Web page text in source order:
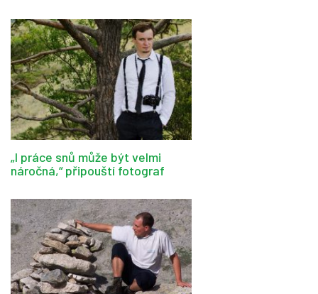
„I práce snů může být velmi
náročná,“ připouští fotograf